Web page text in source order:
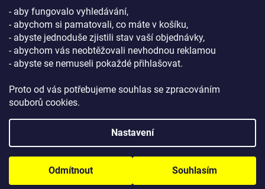
- aby fungovalo vyhledávání,
- abychom si pamatovali, co máte v košíku,
- abyste jednoduše zjistili stav vaší objednávky,
- abychom vás neobtěžovali nevhodnou reklamou
- abyste se nemuseli pokaždé přihlašovat.
Proto od vás potřebujeme souhlas se zpracováním
souborů cookies.
Nastavení
Odmítnout Souhlasím
Obchodní podmínky
Podmínky ochrany osobních údajů
. Všechna práva vyhrazena.